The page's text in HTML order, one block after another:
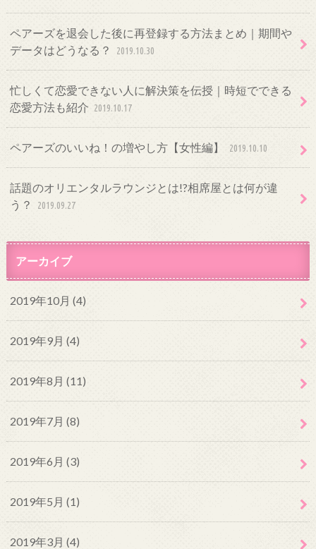
ペアーズを退会した後に再登録する方法まとめ｜期間や
データはどうなる？
2019.10.30
忙しくて恋愛できない人に解決策を伝授｜時短でできる
恋愛方法も紹介 2019.10.17
ペアーズのいいね！の増やし方【女性編】 2019.10.10
話題のオリエンタルラウンジとは!?相席屋とは何が違
う？
2019.09.27
アーカイブ
2019年10月 (4)
2019年9月 (4)
2019年8月 (11)
2019年7月 (8)
2019年6月 (3)
2019年5月 (1)
2019年3月 (4)